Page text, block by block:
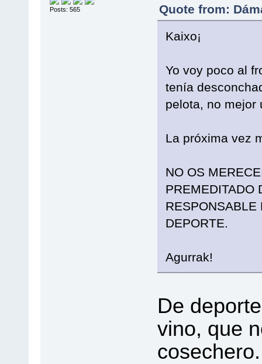
Posts: 565
Quote from:
Kaixo¡
Yo voy poco al
tenía
pelota, no mejor
La próxima vez
NO OS
PREMEDITADO
RESPONSABLE
DEPORTE.
Agurrak!
De
vino, que
cosechero.